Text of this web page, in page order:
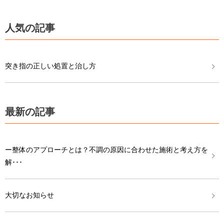
人気の記事
突き指の正しい処置と治し方
最新の記事
ー整体のアプローチとは？不調の原因に合わせた施術と考え方を
解･･･
大切なお知らせ